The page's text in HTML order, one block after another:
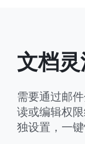
文档
需要通过邮
读或编辑权
独设置，一键